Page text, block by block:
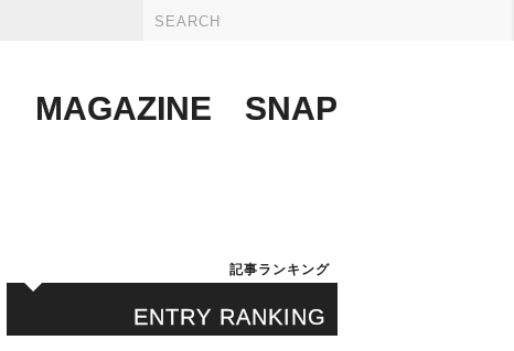
MAGAZINE SNAP
ENTRY RANKING
記事ランキング